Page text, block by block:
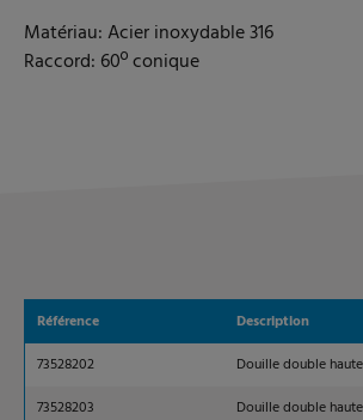
Matériau: Acier inoxydable 316
Raccord: 60º conique
Référence
Description
73528202
Douille double
73528203
Douille double